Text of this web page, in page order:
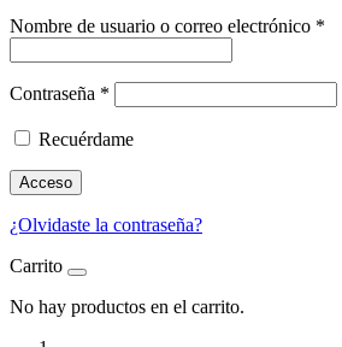
Nombre de usuario o correo electrónico *
Contraseña *
Recuérdame
Acceso
¿Olvidaste la contraseña?
Carrito
No hay productos en el carrito.